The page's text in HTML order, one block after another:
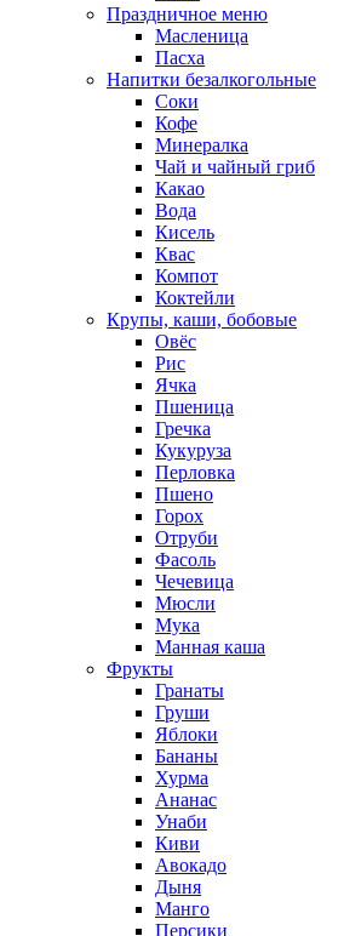
Праздничное меню
Масленица
Пасха
Напитки безалкогольные
Соки
Кофе
Минералка
Чай и чайный гриб
Какао
Вода
Кисель
Квас
Компот
Коктейли
Крупы, каши, бобовые
Овёс
Рис
Ячка
Пшеница
Гречка
Кукуруза
Перловка
Пшено
Горох
Отруби
Фасоль
Чечевица
Мюсли
Мука
Манная каша
Фрукты
Гранаты
Груши
Яблоки
Бананы
Хурма
Ананас
Унаби
Киви
Авокадо
Дыня
Манго
Персики